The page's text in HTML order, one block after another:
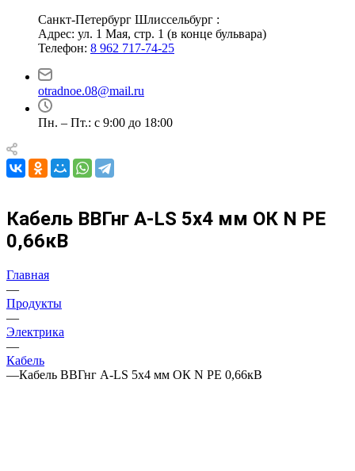
Санкт-Петербург Шлиссельбург :
Адрес: ул. 1 Мая, стр. 1 (в конце бульвара)
Телефон: 8 962 717-74-25
otradnoe.08@mail.ru
Пн. – Пт.: с 9:00 до 18:00
Кабель ВВГнг А-LS 5х4 мм ОК N PE
0,66кВ
Главная
—
Продукты
—
Электрика
—
Кабель
—Кабель ВВГнг А-LS 5х4 мм ОК N PE 0,66кВ